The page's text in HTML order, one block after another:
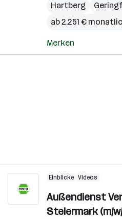
Hartberg
ab 2.251 €
Merken
Einblicke Videos
Außendienst
Steiermark (m/